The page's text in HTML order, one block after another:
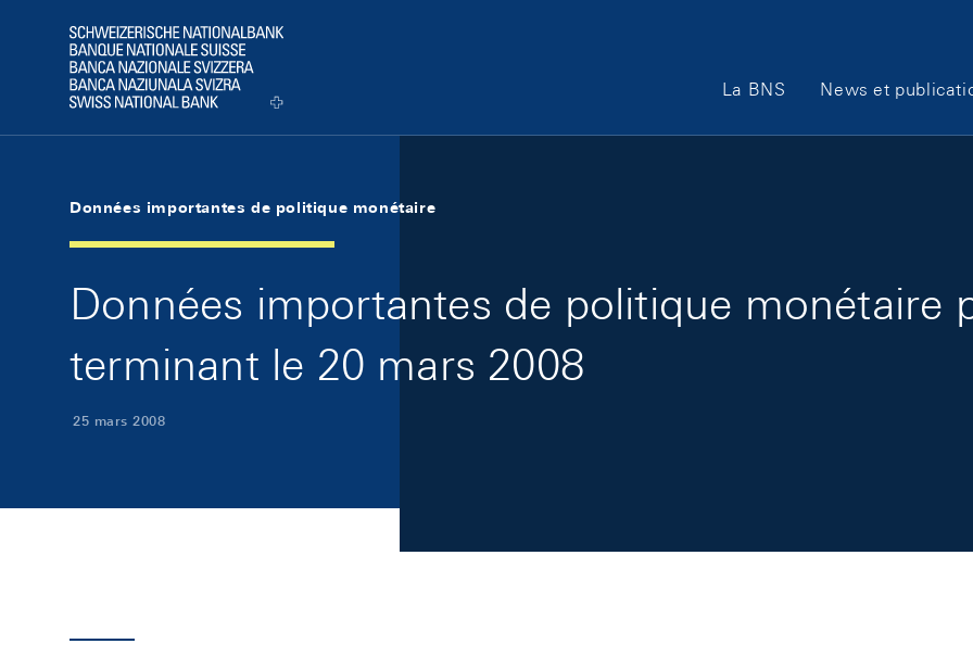
Logo
Main Navigation
La BNS News et
Données importantes de politique monétaire
Données importantes de politique monétaire
terminant le 20 mars 2008
25 mars 2008